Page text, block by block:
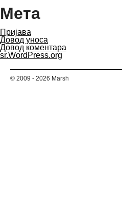
Мета
Пријава
Довод уноса
Довод коментара
sr.WordPress.org
© 2009 - 2026 Marsh